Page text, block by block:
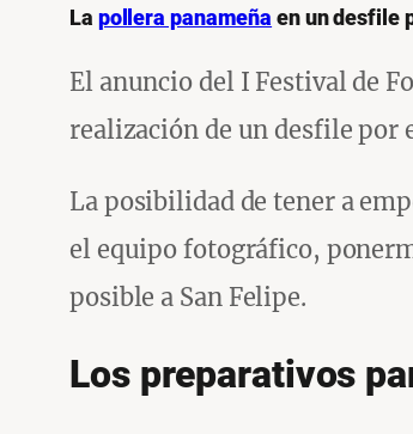
La pollera panameña en un desfile
El anuncio del I Festival de
realización de un desfile por
La posibilidad de tener a
el equipo fotográfico,
posible a San Felipe.
Los preparativos